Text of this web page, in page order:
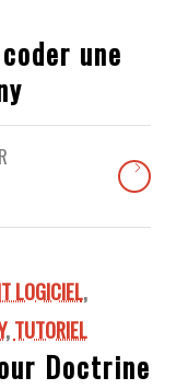
une
LOGICIEL,
,TUTORIEL
Doctrine